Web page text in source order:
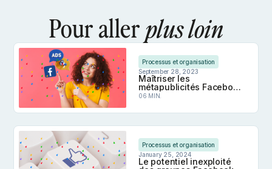
Pour aller plus loin
Processus et organisation
September 28, 2023
Maîtriser les
métapublicités Facebook
: Optimisez vos
atteignez vos objectifs
06 MIN.
Processus et organisation
January 25, 2024
Le potentiel inexploité